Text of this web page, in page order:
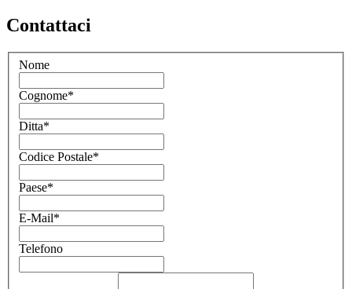
Contattaci
Nome
Cognome*
Ditta*
Codice Postale*
Paese*
E-Mail*
Telefono